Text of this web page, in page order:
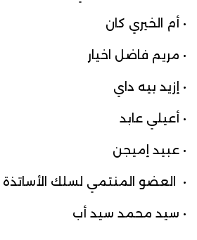
• أم الخيري كان
• مريم فاضل اخيار
• إزيد بيه داي
• أعيلي عابد
• عبيد إميجن
• العضو المنتمي لسلك الأساتذة
• سيد محمد سيد أب